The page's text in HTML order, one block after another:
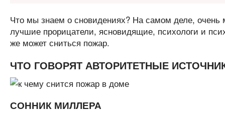
Что мы знаем о сновидениях? На самом деле, очень
лучшие прорицатели, ясновидящие, психологи и
же может сниться пожар.
ЧТО ГОВОРЯТ АВТОРИТЕТНЫЕ
СОННИК МИЛЛЕРА